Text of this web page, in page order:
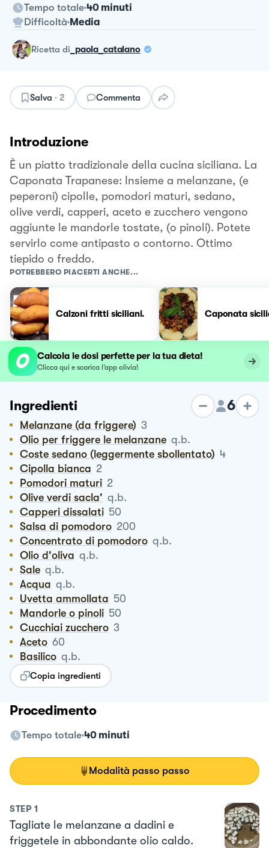
Tempo totale 40 minuti
Difficoltà Media
ricetta di _paola_catalano
Salva · 2 Commenta
Introduzione
È un piatto tradizionale della cucina siciliana. La
Caponata Trapanese: Insieme a melanzane, (e
peperoni) cipolle, pomodori maturi, sedano,
olive verdi, capperi, aceto e zucchero vengono
aggiunte le mandorle tostate, (o pinoli). Potete
servirlo come antipasto o contorno. Ottimo
tiepido o freddo.
POTREBBERO PIACERTI ANCHE...
Calzoni fritti siciliani. Caponata
Calcola le dosi perfette per la tua dieta!
Clicca qui e scarica l’app olivia!
Ingredienti 6
Melanzane (da friggere) 3
Olio per friggere le melanzane q.b.
Coste sedano (leggermente sbollentato) 4
Cipolla bianca 2
Pomodori maturi 2
Olive verdi sacla' q.b.
Capperi dissalati 50
Salsa di pomodoro 200
Concentrato di pomodoro q.b.
Olio d'oliva q.b.
Sale q.b.
Acqua q.b.
Uvetta ammollata 50
Mandorle o pinoli 50
Cucchiai zucchero 3
Aceto 60
Basilico q.b.
Copia ingredienti
Procedimento
Tempo totale 40 minuti
Modalità passo passo
STEP 1
Tagliate le melanzane a dadini e
friggetele in abbondante olio caldo.